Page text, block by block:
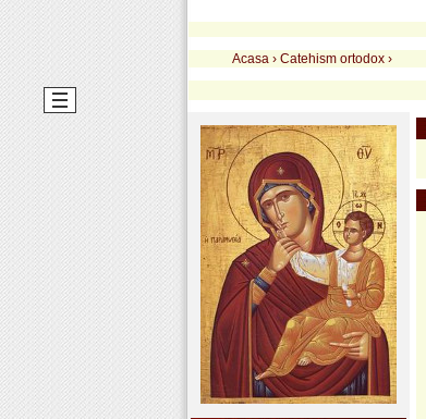
Acasa › Catehism ortodox ›